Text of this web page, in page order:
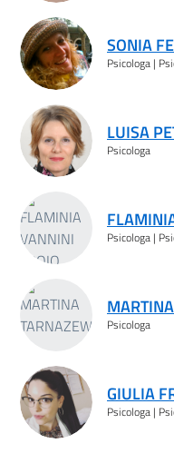
SONIA
Psicologa |
LUISA
Psicologa
Psicologa |
Psicologa
GIULIA
Psicologa |